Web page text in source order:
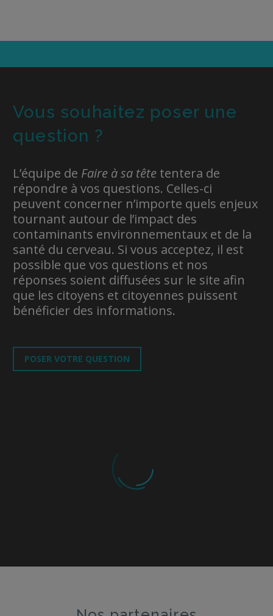
Vous souhaitez poser une
question ?
L’équipe de Faire à sa tête tentera de
répondre à vos questions. Celles-ci
peuvent concerner n’importe quels enjeux
tournant autour de l’impact des
contaminants environnementaux et de la
santé du cerveau. Si vous acceptez, il est
possible que vos questions et nos
réponses soient diffusées sur le site afin
que les citoyens et citoyennes puissent
bénéficier des informations.
POSER VOTRE QUESTION
Comment est-ce que je peux réduire mon